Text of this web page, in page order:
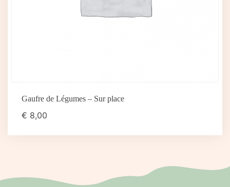
Gaufre de Légumes – Sur place
€ 8,00